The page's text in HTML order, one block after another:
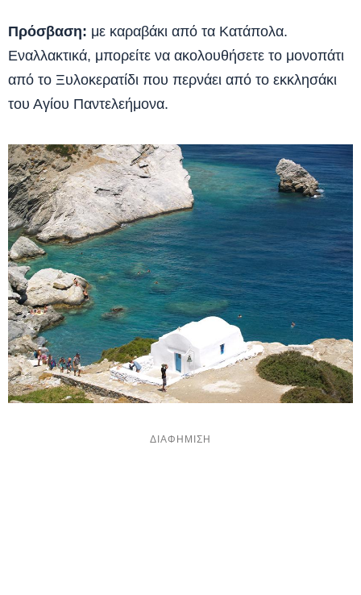
Πρόσβαση: με καραβάκι από τα Κατάπολα.
Εναλλακτικά, μπορείτε να ακολουθήσετε το μονοπάτι
από το Ξυλοκερατίδι που περνάει από το εκκλησάκι
του Αγίου Παντελεήμονα.